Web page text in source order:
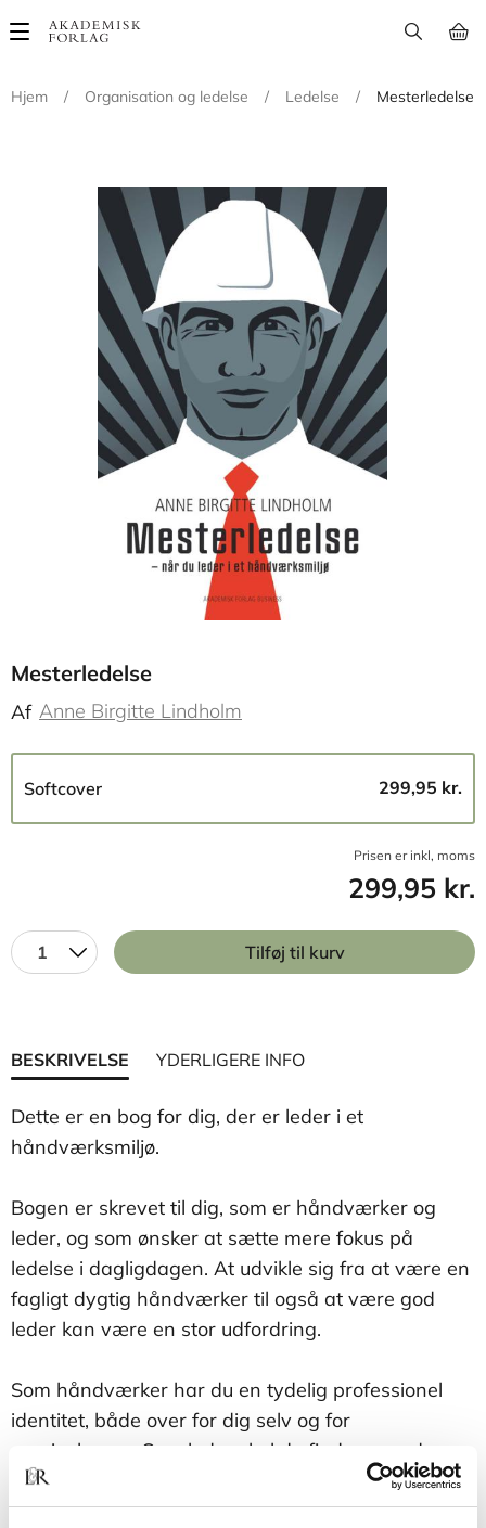
Main
Hjem
/ Organisation og ledelse / Ledelse / Mesterledelse
Mesterledelse
Af Anne Birgitte Lindholm
Softcover 299,95 kr.
Prisen er inkl, moms
299,95 kr.
1 Tilføj til kurv
BESKRIVELSE YDERLIGERE INFO
Dette er en bog for dig, der er leder i et
håndværksmiljø.
Bogen er skrevet til dig, som er håndværker og
leder, og som ønsker at sætte mere fokus på
ledelse i dagligdagen. At udvikle sig fra at være en
fagligt dygtig håndværker til også at være god
leder kan være en stor udfordring.
Som håndværker har du en tydelig professionel
identitet, både over for dig selv og for
omgivelserne. Som leder skal du finde en anden
identitet, som selvfølgelig er baseret på din
faglighed, men som er mere end bare en